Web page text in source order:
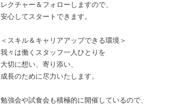
レクチャー＆フォローしますので、
安心してスタートできます。
＜スキル＆キャリアアップできる環境＞
我々は働くスタッフ一人ひとりを
大切に想い、寄り添い、
成長のために尽力いたします。
勉強会や試食会も積極的に開催しているので、